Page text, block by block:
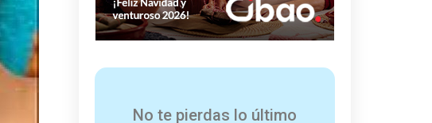
No te pierdas lo último